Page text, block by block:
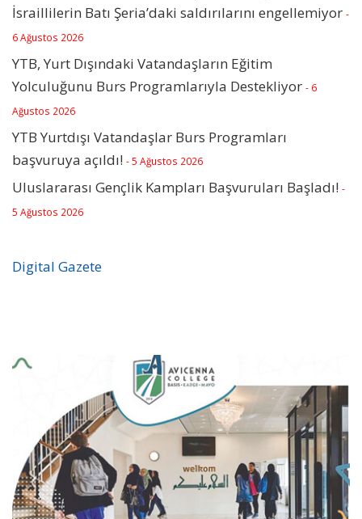
İsraillilerin Batı Şeria’daki saldırılarını engellemiyor -
6 Ağustos 2026
YTB, Yurt Dışındaki Vatandaşların Eğitim
Yolculuğunu Burs Programlarıyla Destekliyor - 6
Ağustos 2026
YTB Yurtdışı Vatandaşlar Burs Programları
başvuruya açıldı! - 5 Ağustos 2026
Uluslararası Gençlik Kampları Başvuruları Başladı! -
5 Ağustos 2026
Digital Gazete